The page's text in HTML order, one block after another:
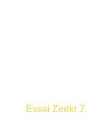
Essai Zeekr